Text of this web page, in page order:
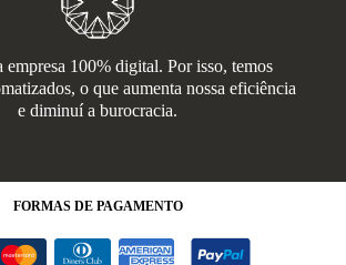
empresa 100% digital. Por isso, temos
o que aumenta nossa eficiência
e diminuí a burocracia.
FORMAS DE PAGAMENTO